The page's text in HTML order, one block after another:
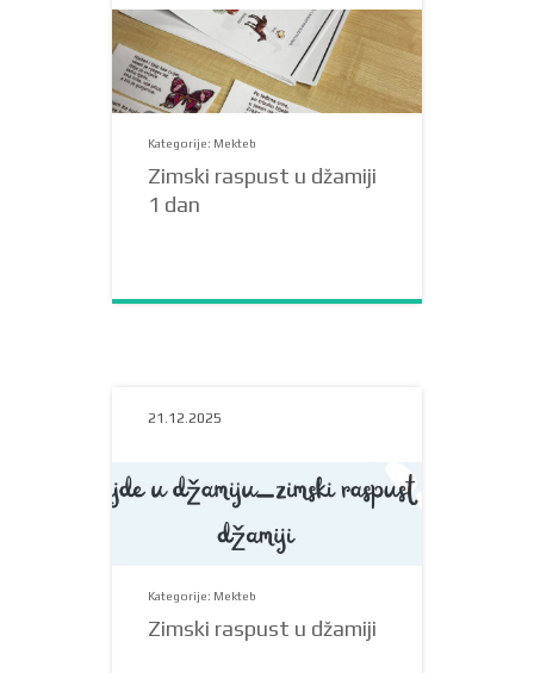
Kategorije: Mekteb
Zimski raspust u džamiji
1 dan
21.12.2025
Kategorije: Mekteb
Zimski raspust u džamiji